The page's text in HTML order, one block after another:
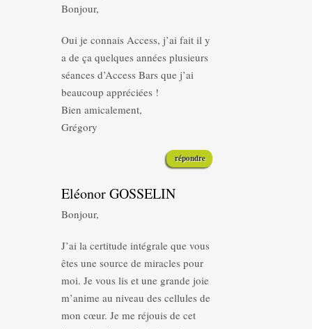
Bonjour,
Oui je connais Access, j’ai fait il y
a de ça quelques années plusieurs
séances d’Access Bars que j’ai
beaucoup appréciées !
Bien amicalement,
Grégory
répondre
Eléonor GOSSELIN
Bonjour,
J’ai la certitude intégrale que vous
êtes une source de miracles pour
moi. Je vous lis et une grande joie
m’anime au niveau des cellules de
mon cœur. Je me réjouis de cet